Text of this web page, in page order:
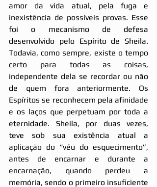
amor da vida atual, pela fuga e
inexistência de possíveis provas. Esse
foi o mecanismo de defesa
desenvolvido pelo Espírito de Sheila.
Todavia, como sempre, existe o tempo
certo para todas as coisas,
independente dela se recordar ou não
de quem fora anteriormente. Os
Espíritos se reconhecem pela afinidade
e os laços que perpetuam por toda a
eternidade. Sheila, por duas vezes,
teve sob sua existência atual a
aplicação do “véu do esquecimento”,
antes de encarnar e durante a
encarnação, quando perdeu a
memória, sendo o primeiro insuficiente